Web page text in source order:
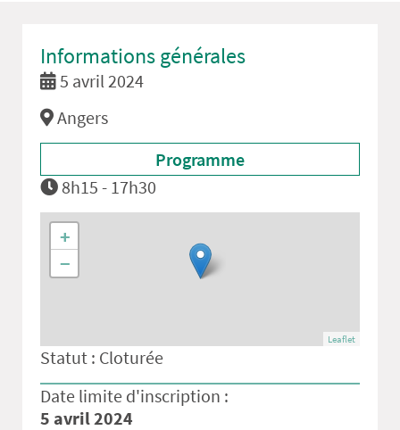
Informations générales
5 avril 2024
Angers
Programme
8h15 - 17h30
+
−
Leaflet
Statut : Cloturée
Date limite d'inscription :
5 avril 2024